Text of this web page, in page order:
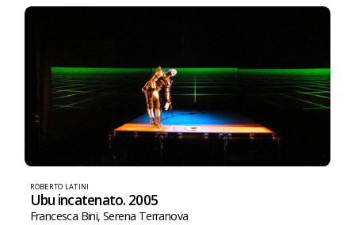
ROBERTO LATINI
Ubu incatenato. 2005
Francesca Bini, Serena Terranova